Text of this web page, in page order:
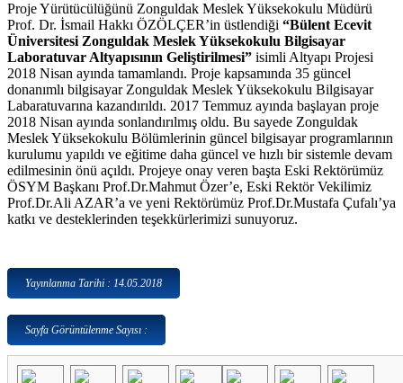
Proje Yürütücülüğünü Zonguldak Meslek Yüksekokulu Müdürü
Prof. Dr. İsmail Hakkı ÖZÖLÇER’in üstlendiği “Bülent Ecevit
Üniversitesi Zonguldak Meslek Yüksekokulu Bilgisayar
Laboratuvar Altyapısının Geliştirilmesi” isimli Altyapı Projesi
2018 Nisan ayında tamamlandı. Proje kapsamında 35 güncel
donanımlı bilgisayar Zonguldak Meslek Yüksekokulu Bilgisayar
Labaratuvarına kazandırıldı. 2017 Temmuz ayında başlayan proje
2018 Nisan ayında sonlandırılmış oldu. Bu sayede Zonguldak
Meslek Yüksekokulu Bölümlerinin güncel bilgisayar programlarının
kurulumu yapıldı ve eğitime daha güncel ve hızlı bir sistemle devam
edilmesinin önü açıldı. Projeye onay veren başta Eski Rektörümüz
ÖSYM Başkanı Prof.Dr.Mahmut Özer’e, Eski Rektör Vekilimiz
Prof.Dr.Ali AZAR’a ve yeni Rektörümüz Prof.Dr.Mustafa Çufalı’ya
katkı ve desteklerinden teşekkürlerimizi sunuyoruz.
Yayınlanma Tarihi : 14.05.2018
Sayfa Görüntülenme Sayısı :